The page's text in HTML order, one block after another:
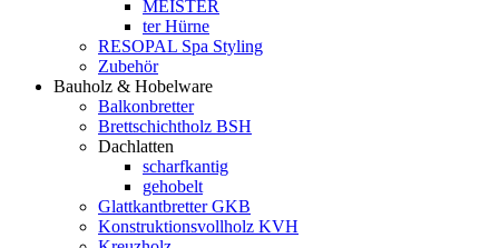
MEISTER
ter Hürne
RESOPAL Spa Styling
Zubehör
Bauholz & Hobelware
Balkonbretter
Brettschichtholz BSH
Dachlatten
scharfkantig
gehobelt
Glattkantbretter GKB
Konstruktionsvollholz KVH